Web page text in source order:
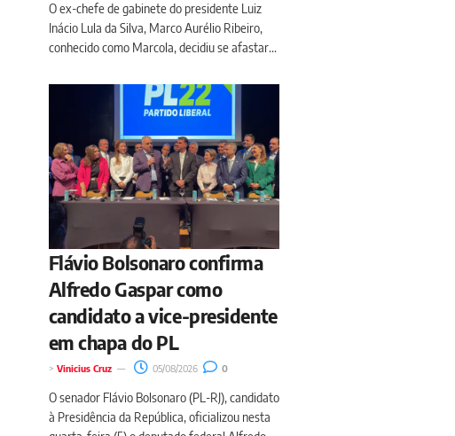
O ex-chefe de gabinete do presidente Luiz
Inácio Lula da Silva, Marco Aurélio Ribeiro,
conhecido como Marcola, decidiu se afastar...
Flávio Bolsonaro confirma
Alfredo Gaspar como
candidato a vice-presidente
em chapa do PL
> Vinicius Cruz 05/08/2026 0
O senador Flávio Bolsonaro (PL-RJ), candidato
à Presidência da República, oficializou nesta